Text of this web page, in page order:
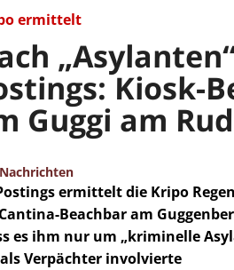
ermittelt
Kiosk-
Guggi am
Nachrichten
ermittelt die Kripo
Beachbar am
es ihm nur um „kriminelle
Verpächter involvierte